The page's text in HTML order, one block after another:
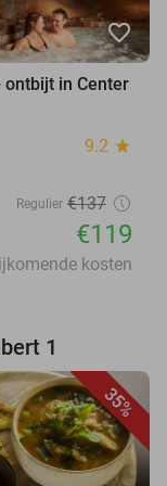
favorite_border
in Center
9.2 star
Regulier €137
€119
kosten
1
35%